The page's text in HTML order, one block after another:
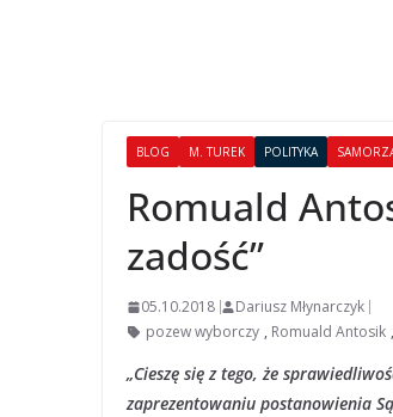
BLOG M. TUREK POLITYKA
Romuald
zadość”
05.10.2018
Dariusz Młynarczyk
pozew wyborczy , Romuald Antosik ,
„Cieszę się z tego, że
zaprezentowaniu postanowienia